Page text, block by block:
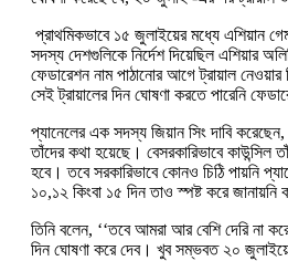
প্রাথমিকভাবে ১৫ জুলাইয়ের মধ্যে এশিয়ান
সদস্য দেশগুলিকে নির্দেশ দিয়েছিল এশিয়ার
ফেডারেশন নাম পাঠানোর আগে ট্রায়াল
সেই ট্রায়ালের দিন ঘোষণা করতে পারেনি
প্যানেলের এক সদস্য জিয়ান সিং দাবি করেছেন,
তাঁদের কথা হয়েছে। বেসরকারিভাবে কাউন্সিল
হবে। তবে সরকারিভাবে কোনও চিঠি পায়নি
১০,১২ কিংবা ১৫ দিন তাও স্পষ্ট করে জানায়নি
তিনি বলেন, ‘‘তবে আমরা আর বেশি দেরি না
দিন ঘোষণা করে দেব। খুব সম্ভবত ২০